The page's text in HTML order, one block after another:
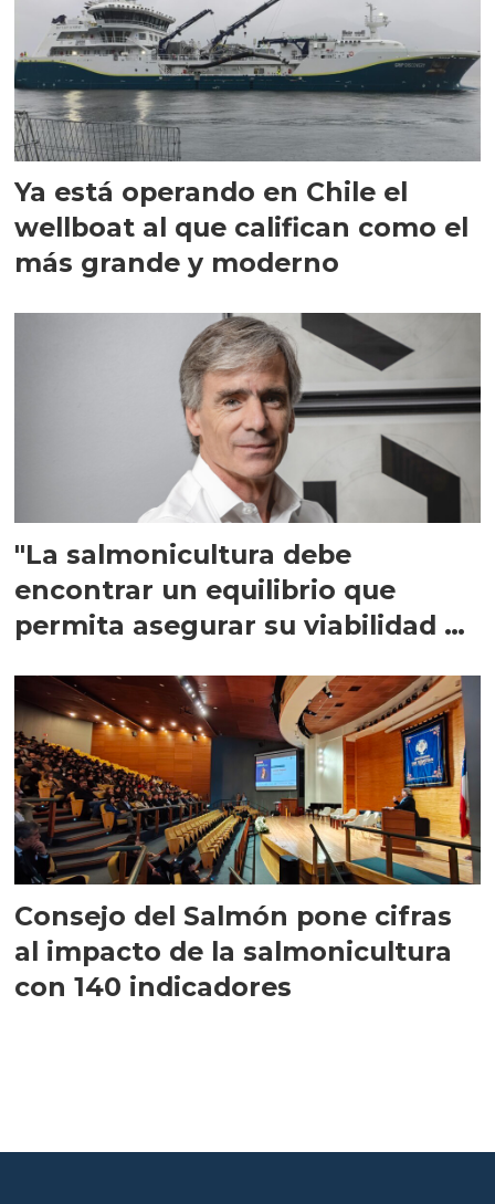
Ya está operando en Chile el
wellboat al que califican como el
más grande y moderno
"La salmonicultura debe
encontrar un equilibrio que
permita asegurar su viabilidad de
Consejo del Salmón pone cifras
al impacto de la salmonicultura
con 140 indicadores